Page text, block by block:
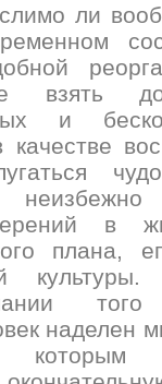
ли
взять
и
в
плана,
того
наделен
которым